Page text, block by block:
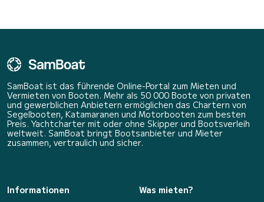
SamBoat ist das führende Online-Portal zum Mieten und
Vermieten von Booten. Mehr als 50 000 Boote von privaten
und gewerblichen Anbietern ermöglichen das Chartern von
Segelbooten, Katamaranen und Motorbooten zum besten
Preis. Yachtcharter mit oder ohne Skipper und Bootsverleih
weltweit. SamBoat bringt Bootsanbieter und Mieter
zusammen, vertraulich und sicher.
Informationen
Was mieten?